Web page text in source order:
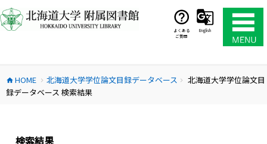
ン
テ
ス
キ
よくある
ご質問
English
home HOME chevron_right 北海道大学学位論文目録データベース chevron_right
北海道大学学位論文目
録データベース 検索結果
検索結果